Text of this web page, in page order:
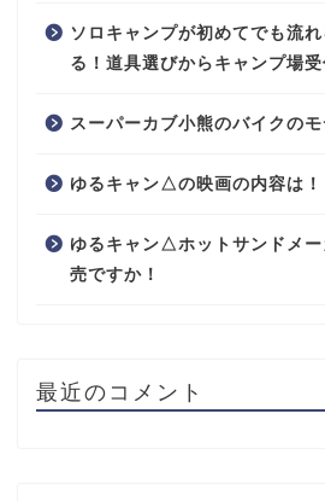
ソロキャンプが初めてでも流
る！道具選びからキャンプ場
スーパーカブ小熊のバイクのモ
ゆるキャン△の映画の内容は！
ゆるキャン△ホットサンドメ
売ですか！
最近のコメント